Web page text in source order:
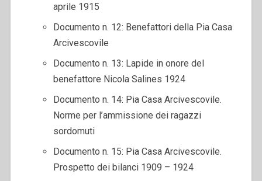
aprile 1915
Documento n. 12: Benefattori della Pia Casa
Arcivescovile
Documento n. 13: Lapide in onore del
benefattore Nicola Salines 1924
Documento n. 14: Pia Casa Arcivescovile.
Norme per l’ammissione dei ragazzi
sordomuti
Documento n. 15: Pia Casa Arcivescovile.
Prospetto dei bilanci 1909 – 1924